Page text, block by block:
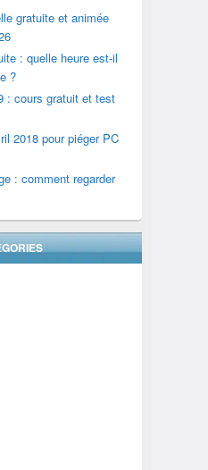
gratuite et animée
: quelle heure est-il
?
: cours gratuit et test
2018 pour piéger PC
: comment regarder